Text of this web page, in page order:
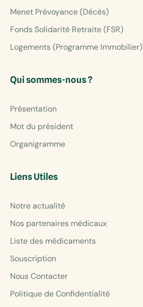
Menet Prévoyance (Décès)
Fonds Solidarité Retraite (FSR)
Logements (Programme Immobilier)
Qui sommes-nous ?
Présentation
Mot du président
Organigramme
Liens Utiles
Notre actualité
Nos partenaires médicaux
Liste des médicaments
Souscription
Nous Contacter
Politique de Confidentialité